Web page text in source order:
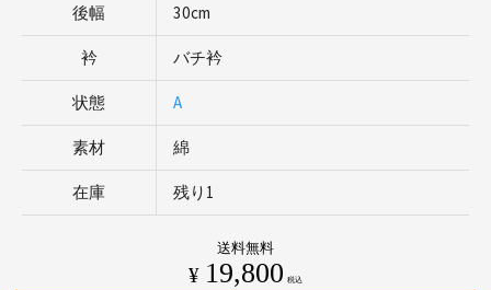
後幅 30cm
衿 バチ衿
状態 A
素材 綿
在庫 残り1
送料無料
¥ 19,800 税込